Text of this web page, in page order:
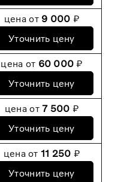
цена от 9 000 ₽
Уточнить цену
цена от 60 000 ₽
Уточнить цену
цена от7 500 ₽
Уточнить цену
цена от 11 250 ₽
Уточнить цену